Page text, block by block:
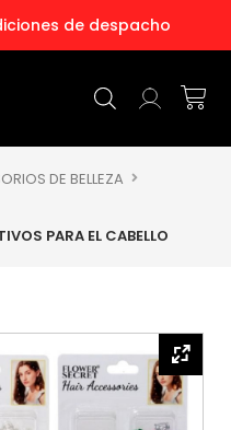
de despacho
DE BELLEZA
PARA EL CABELLO